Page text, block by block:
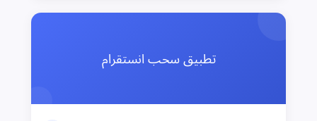
تطبيق سحب انستقرام